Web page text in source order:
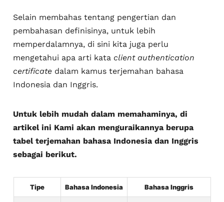
Selain membahas tentang pengertian dan
pembahasan definisinya, untuk lebih
memperdalamnya, di sini kita juga perlu
mengetahui apa arti kata client authentication
certificate dalam kamus terjemahan bahasa
Indonesia dan Inggris.
Untuk lebih mudah dalam memahaminya, di
artikel ini Kami akan menguraikannya berupa
tabel terjemahan bahasa Indonesia dan Inggris
sebagai berikut.
Tipe Bahasa Indonesia Bahasa Inggris